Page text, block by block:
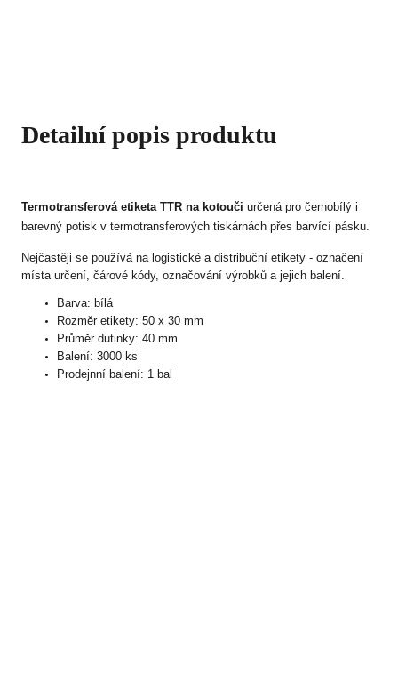
Detailní popis produktu
Termotransferová etiketa TTR na kotouči určená pro černobílý i
barevný potisk v termotransferových tiskárnách přes barvící pásku.
Nejčastěji se používá na logistické a distribuční etikety - označení
místa určení, čárové kódy, označování výrobků a jejich balení.
Barva: bílá
Rozměr etikety: 50 x 30 mm
Průměr dutinky: 40 mm
Balení: 3000 ks
Prodejnní balení: 1 bal